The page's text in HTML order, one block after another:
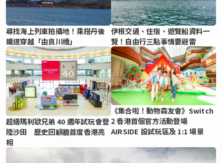
尋找海上列車拍攝地！乘搭丹後
鐵道穿越「由良川橋」
伊根交通、住宿、遊覽船資料一
覽！自由行三點事情要避雷
超級瑪利歐兄弟 40 週年試玩會登
陸沙田 歷史回顧牆首度香港亮
相
《集合啦！動物森友會》Switch
2 香港首個官方活動登場
AIRSIDE 設試玩區及 1:1 場景